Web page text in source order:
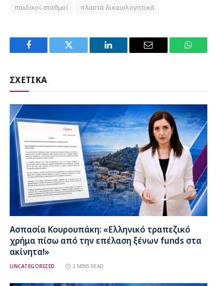
παιδικοί σταθμοί
πλαστά δικαιολογητικά
Facebook Twitter LinkedIn Email
ΣΧΕΤΙΚΑ
Ασπασία Κουρουπάκη: «Ελληνικό τραπεζικό
χρήμα πίσω από την επέλαση ξένων funds στα
ακίνητα!»
UNCATEGORIZED 2 MINS READ